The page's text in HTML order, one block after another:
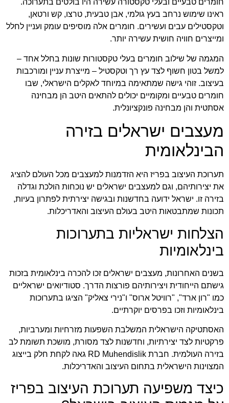
חומרים טבעיים ובעלי טקסטורה עשירה היו בולטים בתערוכה.
ראינו שימוש נרחב בעץ גולמי, אבן טבעית, טרצו, קש ורטאן,
וטקסטילים עבים ועשירים. חומרים אלה מוסיפים עומק ועניין לחלל
ומייצרים חוויה חושית עשירה יותר.
המגמה של שילוב חומרים בעלי טקסטורות שונות בחלל אחד –
למשל בטון חשוף לצד עץ רך וטקסטיל – מייצרת עניין ומורכבות
בעיצוב. זוהי גישה שמתאימה במיוחד לאקלים הישראלי, שבו
חומרים טבעיים ומקומיים יכולים להתאים היטב הן מבחינה
אסתטית והן מבחינה פונקציונלית.
מעצבים ישראלים בזירה
הבינלאומית
תערוכת העיצוב בפריז היא הזדמנות למעצבים מכל העולם להציג
את יצירותיהם, וגם למעצבים ישראלים יש נוכחות הולכת וגדלה
בזירה זו. ישראל ידועה בחדשנות ובגישה יצירתית לפתרון בעיות,
תכונות שמתבטאות היטב בעולם העיצוב והאדריכלות.
הצלחות ישראליות בתערוכות
בינלאומיות
בשנים האחרונות, מעצבים ישראלים זכו להכרה בינלאומית בזכות
גישתם הייחודית ויצירותיהם פורצות הדרך. סטודיואים ישראליים
כמו "רון ארד", "רוויטל ארוס" ו"נירי צאליק" הציגו בתערוכות
בינלאומיות וזכו בפרסים יוקרתיים.
האסתטיקה הישראלית המשלבת השפעות מזרחיות ומערביות,
פרקטיות לצד יצירתיות, וחדשנות לצד מסורת, מושכת תשומת לב
בזירה העולמית. חברת RD Muhendislik גאה לקחת חלק בייצוג
המצוינות הישראלית בתחום העיצוב והאדריכלות.
כיצד משפיעה תערוכת העיצוב בפריז